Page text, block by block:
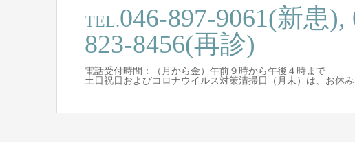
TEL.046-897-9061(新患),
823-8456(再診)
電話受付時間：（月から金）午前９時から午後４時まで
土日祝日およびコロナウイルス対策清掃日（月末）は、お休